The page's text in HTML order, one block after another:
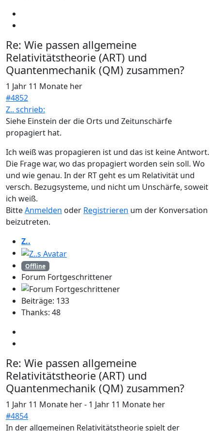
Re: Wie passen allgemeine
Relativitätstheorie (ART) und
Quantenmechanik (QM) zusammen?
1 Jahr 11 Monate her
#4852
Z.. schrieb:
Siehe Einstein der die Orts und Zeitunschärfe
propagiert hat.
Ich weiß was propagieren ist und das ist keine Antwort.
Die Frage war, wo das propagiert worden sein soll. Wo
und wie genau. In der RT geht es um Relativität und
versch. Bezugsysteme, und nicht um Unschärfe, soweit
ich weiß.
BitteAnmelden oder Registrieren um der Konversation
beizutreten.
Z..
Offline
Forum Fortgeschrittener
Beiträge: 133
Thanks: 48
Re: Wie passen allgemeine
Relativitätstheorie (ART) und
Quantenmechanik (QM) zusammen?
1 Jahr 11 Monate her- 1 Jahr 11 Monate her
#4854
In der allgemeinen Relativitätstheorie spielt der